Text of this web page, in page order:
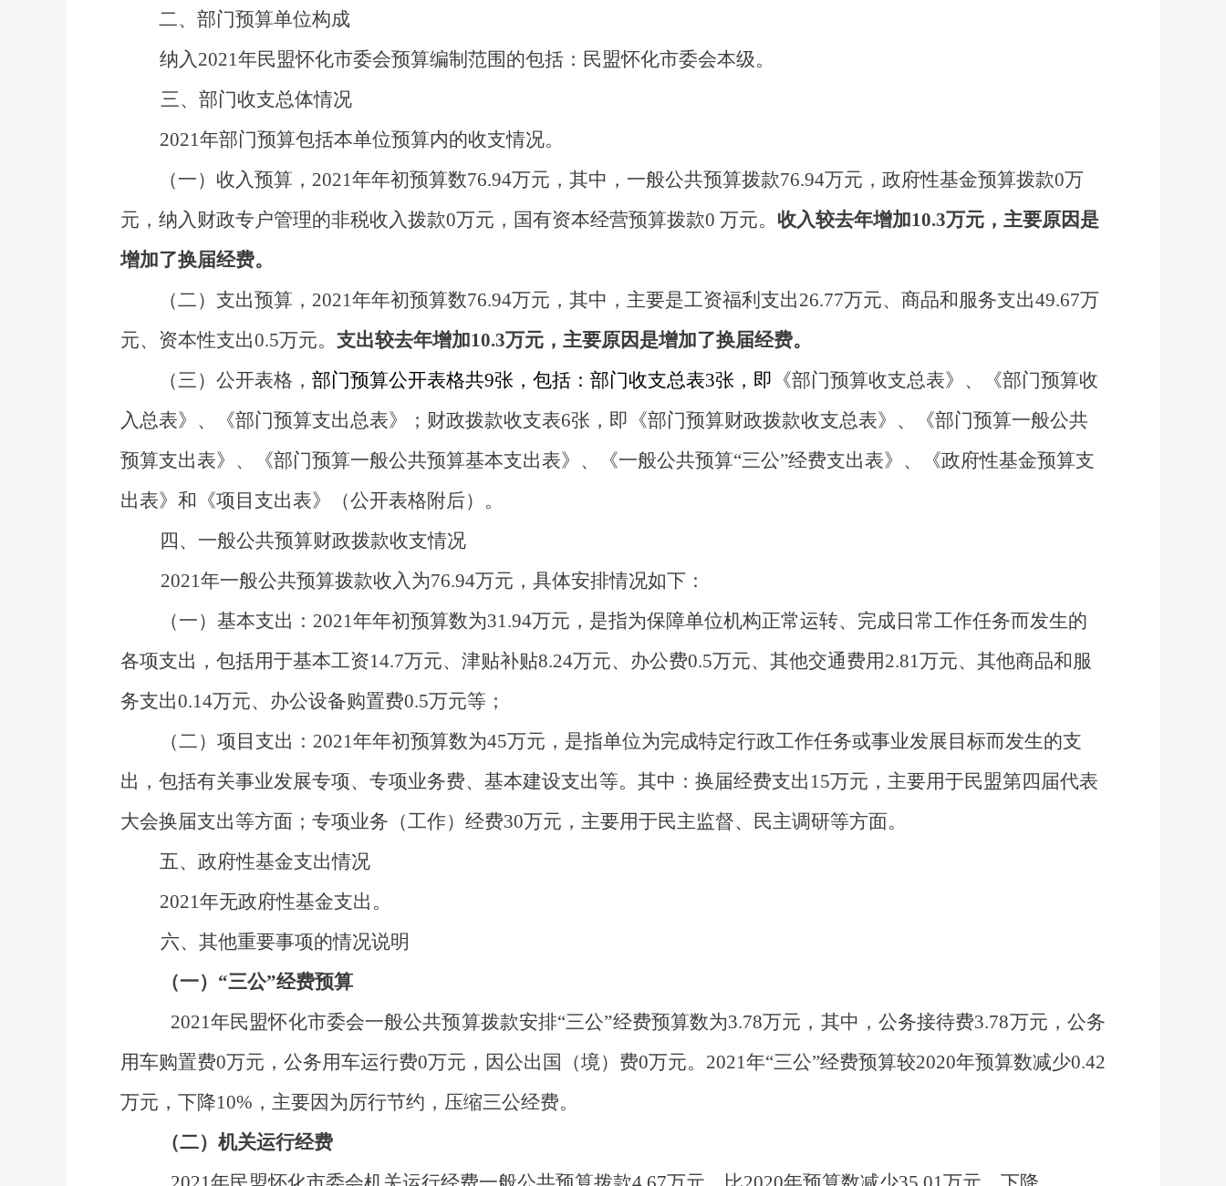
二、部门预算单位构成
纳入 2021年民盟怀化市委会预算编制范围的包括：民盟怀化市委会本级。
三、 部门收支总体情况
2021年部门预算包括本单位预算内的收支情况。
（一）收入预算， 2021年年初预算数76.94万元，其中，一般公共预算拨款76.94万元，政府性基金预算拨款0万
元， 纳入财政专户管理的非税收入拨款0万元，国有资本经营预算拨款0 万元。 收入较去年增加10.3万元，主要原因是
增加了换届经费。
（二）支出预算， 2021年年初预算数76.94万元，其中，主要是工资福利支出26.77万元、商品和服务支出49.67万
元、资本性支出0.5万元。 支出较去年增加10.3万元，主要原因是增加了换届经费。
（三）公开表格， 部门预算公开表格共9张，包括： 部门收支总表3张，即 《部门预算收支总表》 、
《部门预算收
入总表》 、 《部门预算支出总表》；财政拨款收支表6张，即《部门预算财政拨款收支总表》 、
《部门预算一般公共
预算支出表》 、 《部门预算一般公共预算基本支出表》 、 《一般公共预算“三公”经费支出表》 、
《政府性基金预算支
出表》 和《项目支出表》
（公开表格附后）。
四、一般公共预算财政拨款收支情况
2021年一般公共预算拨款收入 为76.94万元，具体安排情况如下：
（一） 基本支出 ： 2021年年初预算数为31.94万元，是指为保障单位机构正常运转、完成日常工作任务而发生的
各项支出，包括用于基本工资14.7万元、津贴补贴8.24万元、 办公费0.5万元、其他交通费用2.81万元、其他商品和服
务支出0.14万元、办公设备购置费0.5万元等 ；
（二） 项目支出 ： 2021年年初预算数为45万元，是指单位为完成特定行政工作任务或事业发展目标而发生的支
出，包括有关事业发展专项、专项业务费、基本建设支出等。其中： 换届经费支出 15万元，主要用于民盟第四届代表
大会换届支出等方面；专项业务（工作）经费30万元，主要用于民主监督、民主调研等方面。
五、政府性基金支出情况
2021年无政府性基金支出 。
六、其他重要事项的情况说明
（一） “三公”经费预算
2021年民盟怀化市委会一般公共预算拨款安排“三公”经费预算数为3.78万元，其中，公务接待费3.78万元，公务
用车购置费0万元，公务用车运行费0万元，因公出国（境）费0万元。 2021年“三公”经费预算较2020年预算数减少0.42
万元，下降10% ，主要因为厉行节约，压缩三公经费。
（二）机关运行经费